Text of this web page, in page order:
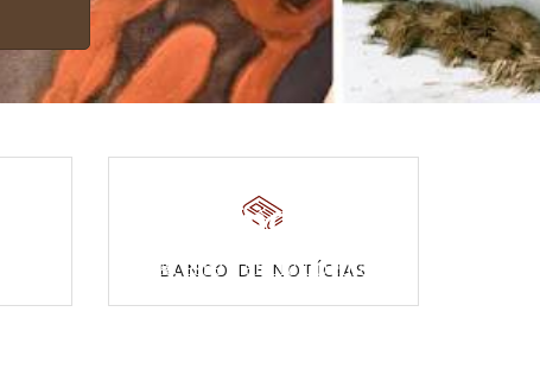
BANCO DE NOTÍCIAS
Povos Indígenas
Acesse a enciclopédia